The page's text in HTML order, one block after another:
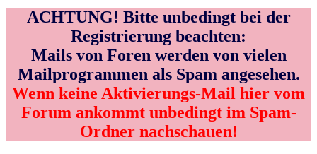
ACHTUNG! Bitte unbedingt bei der
Registrierung beachten:
Mails von Foren werden von vielen
Mailprogrammen als Spam angesehen.
Wenn keine Aktivierungs-Mail hier vom
Forum ankommt unbedingt im Spam-
Ordner nachschauen!